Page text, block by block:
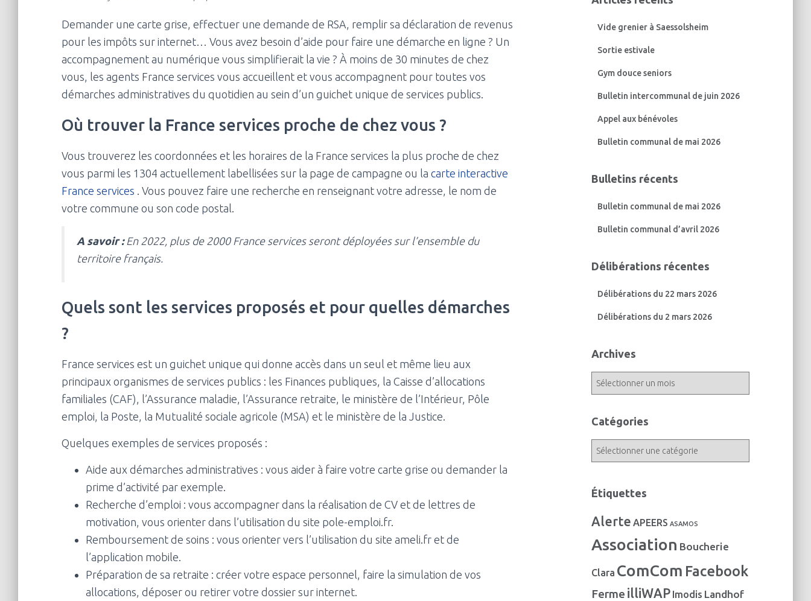
Demander une carte grise, effectuer une demande de RSA, remplir sa déclaration de revenus
pour les impôts sur internet… Vous avez besoin d’aide pour faire une démarche en ligne ? Un
accompagnement au numérique vous simplifierait la vie ? À moins de 30 minutes de chez
vous, les agents France services vous accueillent et vous accompagnent pour toutes vos
démarches administratives du quotidien au sein d’un guichet unique de services publics.
Où trouver la France services proche de chez vous ?
Vous trouverez les coordonnées et les horaires de la France services la plus proche de chez
vous parmi les 1304 actuellement labellisées sur la page de campagne ou la carte interactive
France services . Vous pouvez faire une recherche en renseignant votre adresse, le nom de
votre commune ou son code postal.
A savoir : En 2022, plus de 2000 France services seront déployées sur l’ensemble du
territoire français.
Quels sont les services proposés et pour quelles démarches
?
France services est un guichet unique qui donne accès dans un seul et même lieu aux
principaux organismes de services publics : les Finances publiques, la Caisse d’allocations
familiales (CAF), l’Assurance maladie, l’Assurance retraite, le ministère de l’Intérieur, Pôle
emploi, la Poste, la Mutualité sociale agricole (MSA) et le ministère de la Justice.
Quelques exemples de services proposés :
Aide aux démarches administratives : vous aider à faire votre carte grise ou demander la
prime d’activité par exemple.
Recherche d’emploi : vous accompagner dans la réalisation de CV et de lettres de
motivation, vous orienter dans l’utilisation du site pole-emploi.fr.
Remboursement de soins : vous orienter vers l’utilisation du site ameli.fr et de
l’application mobile.
Préparation de sa retraite : créer votre espace personnel, faire la simulation de vos
allocations, déposer ou retirer votre dossier sur internet.
r
Vide grenier à Saessolsheim
Sortie estivale
Gym douce seniors
Bulletin intercommunal de juin 2026
Appel aux bénévoles
Bulletin communal de mai 2026
Bulletins récents
Bulletin communal de mai 2026
Bulletin communal d’avril 2026
Délibérations récentes
Délibérations du 22 mars 2026
Délibérations du 2 mars 2026
Archives
h
Catégories
é
g
r
e
Étiquettes
Alerte APEERS ASAMOS
Association Boucherie
Clara ComCom Facebook
Ferme illiWAP Imodis Landhof